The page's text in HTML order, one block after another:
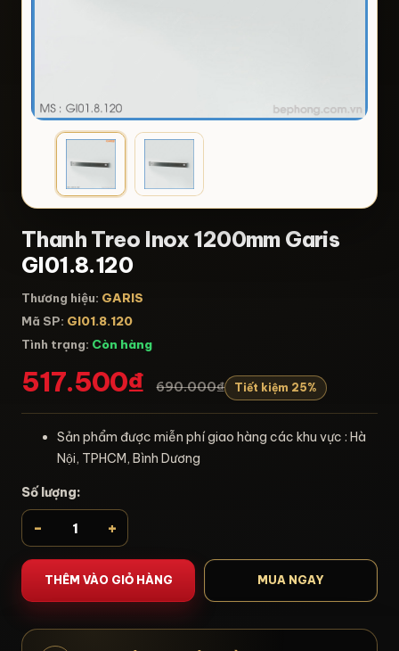
Thanh Treo Inox 1200mm Garis
GI01.8.120
Thương hiệu: GARIS
Mã SP: GI01.8.120
Tình trạng: Còn hàng
517.500₫ 690.000₫ Tiết kiệm 25%
Sản phẩm được miễn phí giao hàng các khu vực : Hà
Nội, TPHCM, Bình Dương
Số lượng:
- +
THÊM VÀO GIỎ HÀNG MUA NGAY